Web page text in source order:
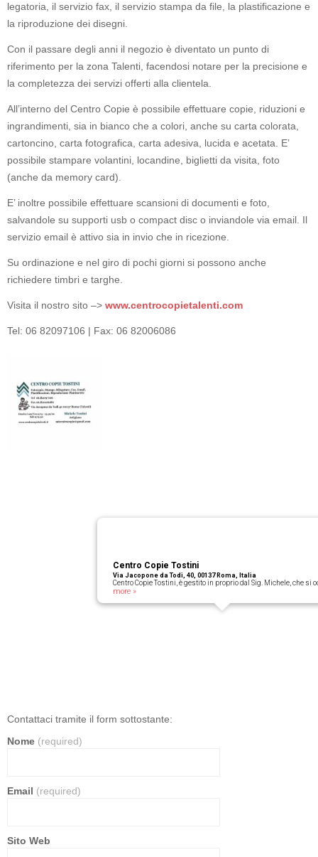
legatoria, il servizio fax, il servizio stampa da file, la plastificazione e
la riproduzione dei disegni.
Con il passare degli anni il negozio è diventato un punto di
riferimento per la zona Talenti, facendosi notare per la precisione e
la completezza dei servizi offerti alla clientela.
All’interno del Centro Copie è possibile effettuare copie, riduzioni e
ingrandimenti, sia in bianco che a colori, anche su carta colorata,
cartoncino, carta fotografica, carta adesiva, lucida e acetata. E’
possibile stampare volantini, locandine, biglietti da visita, foto
(anche da memory card).
E’ inoltre possibile effettuare scansioni di documenti e foto,
salvandole su supporti usb o compact disc o inviandole via email. Il
servizio email è attivo sia in invio che in ricezione.
Su ordinazione e nel giro di pochi giorni si possono anche
richiedere timbri e targhe.
Visita il nostro sito –> www.centrocopietalenti.com
Tel: 06 82097106 | Fax: 06 82006086
Centro Copie Tostini
Via Jacopone da Todi, 40, 00137 Roma, Italia
Centro Copie Tostini, è gestito in proprio dal Sig. Michele, che si
more »
Contattaci tramite il form sottostante:
Nome (required)
Email (required)
Sito Web